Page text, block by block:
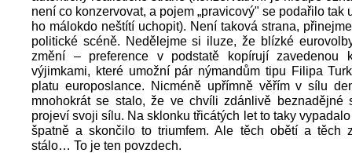
není co konzervovat, a pojem „pravicový" se podařilo tak
ho málokdo neštítí uchopit). Není taková strana,
politické scéně. Nedělejme si iluze, že blízké
změní – preference v podstatě kopírují zavedenou
výjimkami, které umožní pár nýmandům tipu Filipa
platu europoslance. Nicméně upřímně věřím v sílu
mnohokrát se stalo, že ve chvíli zdánlivě beznadějné
projeví svoji sílu. Na sklonku třicátých let to taky
špatně a skončilo to triumfem. Ale těch obětí a těch
stálo… To je ten povzdech.